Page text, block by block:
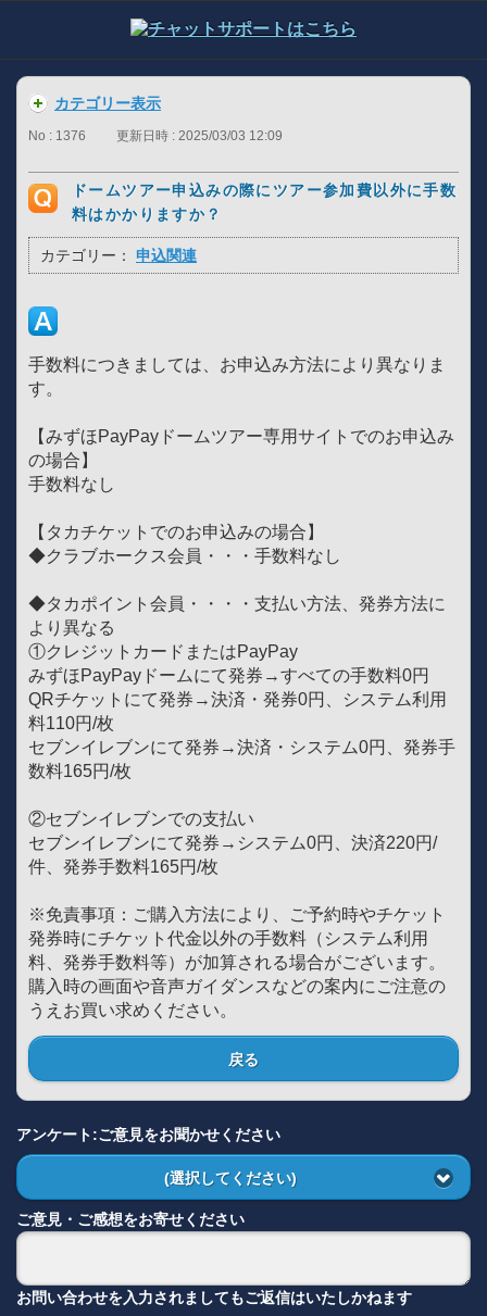
カテゴリー表示
No : 1376 更新日時 : 2025/03/03 12:09
ドームツアー申込みの際にツアー参加費以外に手数
料はかかりますか？
カテゴリー： 申込関連
手数料につきましては、お申込み方法により異なりま
す。
【みずほPayPayドームツアー専用サイトでのお申込み
の場合】
手数料なし
【タカチケットでのお申込みの場合】
◆クラブホークス会員・・・手数料なし
◆タカポイント会員・・・・支払い方法、発券方法に
より異なる
①クレジットカードまたはPayPay
みずほPayPayドームにて発券→すべての手数料0円
QRチケットにて発券→決済・発券0円、システム利用
料110円/枚
セブンイレブンにて発券→決済・システム0円、発券手
数料165円/枚
②セブンイレブンでの支払い
セブンイレブンにて発券→システム0円、決済220円/
件、発券手数料165円/枚
※免責事項：ご購入方法により、ご予約時やチケット
発券時にチケット代金以外の手数料（システム利用
料、発券手数料等）が加算される場合がございます。
購入時の画面や音声ガイダンスなどの案内にご注意の
うえお買い求めください。
戻る
アンケート:ご意見をお聞かせください
(選択してください)
ご意見・ご感想をお寄せください
お問い合わせを入力されましてもご返信はいたしかねます